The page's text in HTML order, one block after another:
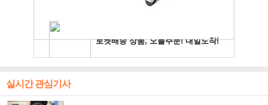
실시간 관심기사